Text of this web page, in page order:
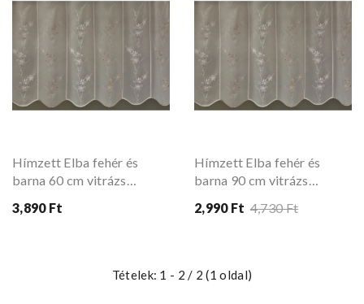
Hímzett Elba fehér és
barna 60 cm vitrázs
3,890 Ft
Hímzett Elba fehér és
barna 90 cm vitrázs
2,990 Ft 4,730 Ft
Tételek: 1 - 2 / 2 (1 oldal)